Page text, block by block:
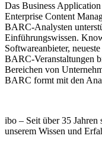
Das Business
Enterprise Content
BARC-Analysten
Einführungswissen.
Softwareanbieter,
BARC-Veranstaltungen
Bereichen von
BARC formt mit den
ibo – Seit über 35
unserem Wissen und